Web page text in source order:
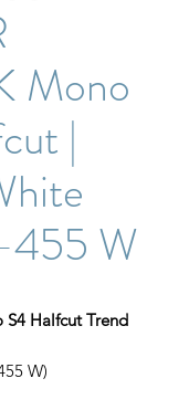
Mono
|
W
Halfcut Trend
W)